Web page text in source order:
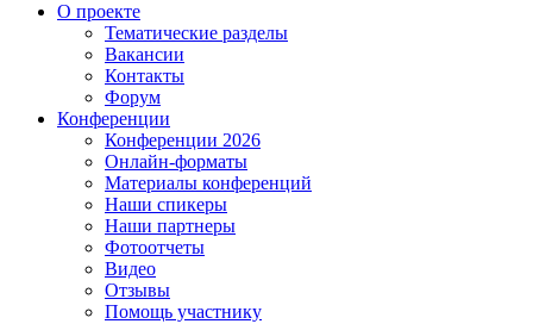
О проекте
Тематические разделы
Вакансии
Контакты
Форум
Конференции
Конференции 2026
Онлайн-форматы
Материалы конференций
Наши спикеры
Наши партнеры
Фотоотчеты
Видео
Отзывы
Помощь участнику